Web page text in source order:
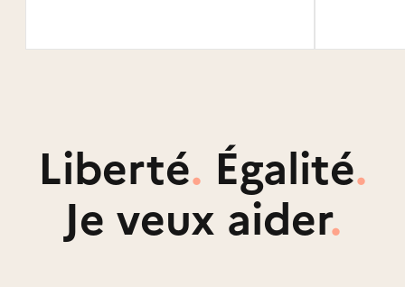
Liberté. Égalité.
Je veux aider.